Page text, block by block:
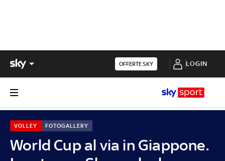
OFFERTE SKY LOGIN
World Cup al via in Giappone.
VOLLEY FOTOGALLERY